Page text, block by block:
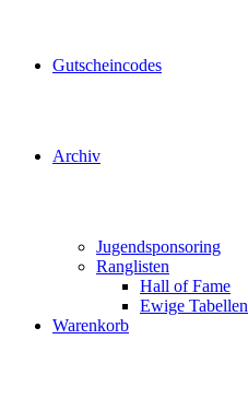
Gutscheincodes
Archiv
Jugendsponsoring
Ranglisten
Hall of Fame
Ewige Tabellen
Warenkorb